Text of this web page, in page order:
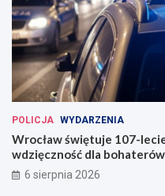
POLICJA WYDARZENIA
Wrocław świętuje 107-
wdzięczność dla
6 sierpnia 2026